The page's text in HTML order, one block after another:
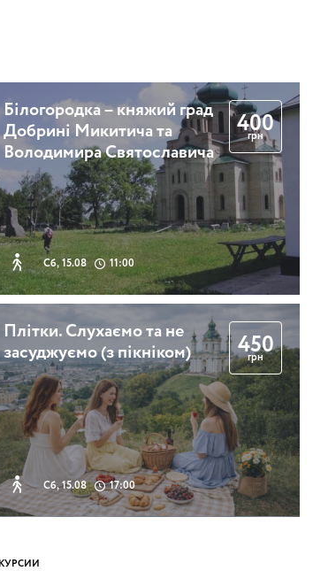
Білогородка – княжий град
Добрині Микитича та
Володимира Святославича
Сб, 15.08 11:00
400
грн
Плітки. Слухаємо та не
засуджуємо (з пікніком)
Сб, 15.08 17:00
450
грн